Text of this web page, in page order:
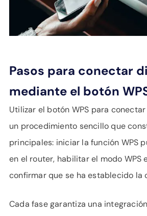
Pasos para conectar
mediante el botón
Utilizar el botón WPS para
un procedimiento sencillo que
principales: iniciar la función WPS
en el router, habilitar el modo WPS
confirmar que se ha establecido la
Cada fase garantiza una